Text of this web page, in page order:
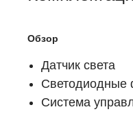
Обзор
Датчик света
Светодиодные
Система